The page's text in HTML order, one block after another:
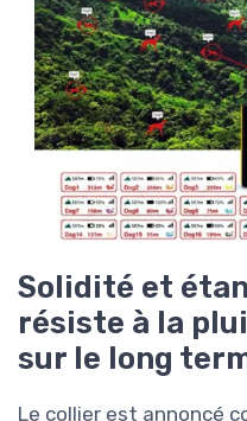
Solidité et
résiste à la
sur le long
Le collier est annoncé